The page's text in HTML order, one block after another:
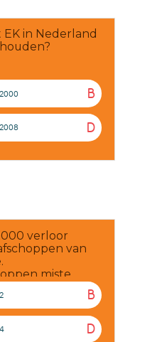
in Nederland
B
2000
D
2008
verloor
van
miste
B
2
D
4